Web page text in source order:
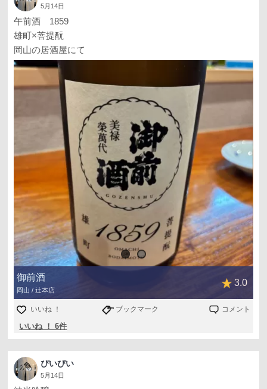
5月14日
午前酒 1859
雄町×菩提酛
岡山の居酒屋にて
御前酒
岡山 / 辻本店
3.0
いいね ！ ブックマーク コメント
いいね ！ 6件
ぴいぴい
5月14日